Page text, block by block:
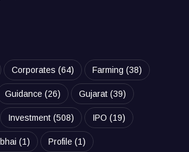
Corporates (64) Farming (38)
Guidance (26) Gujarat (39)
Investment (508) IPO (19)
(1) Profile (1)